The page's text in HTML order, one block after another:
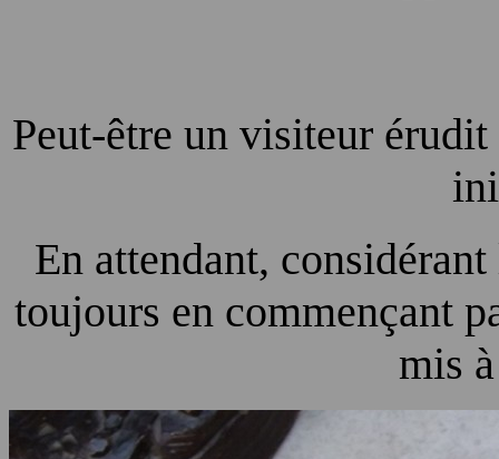
Peut-être un visiteur
En attendant,
toujours en commençant
mis